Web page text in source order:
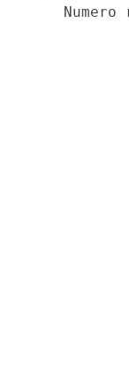
Numero